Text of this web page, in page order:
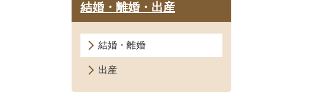
結婚・離婚・出産
結婚・離婚
出産